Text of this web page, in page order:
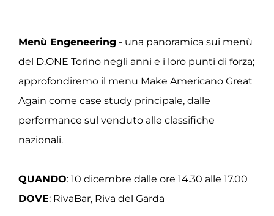
Menù Engeneering - una panoramica sui menù
del D.ONE Torino negli anni e i loro punti di forza;
approfondiremo il menu Make Americano Great
Again come case study principale, dalle
performance sul venduto alle classifiche
nazionali.
QUANDO: 10 dicembre dalle ore 14.30 alle 17.00
DOVE: RivaBar, Riva del Garda